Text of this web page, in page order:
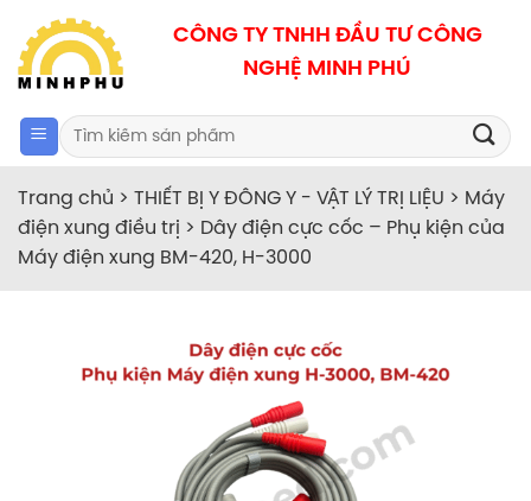
qua
nội
CÔNG TY TNHH ĐẦU TƯ CÔNG
NGHỆ MINH PHÚ
Search
for:
Trang chủ > THIẾT BỊ Y ĐÔNG Y - VẬT LÝ TRỊ LIỆU > Máy
điện xung điều trị > Dây điện cực cốc – Phụ kiện của
Máy điện xung BM-420, H-3000